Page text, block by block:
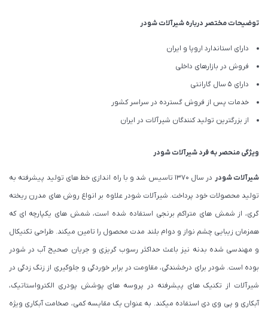
توضیحات مختصر درباره شیرآلات شودر
دارای استاندارد اروپا و ایران
فروش در بازارهای داخلی
دارای 5 سال گارانتی
خدمات پس از فروش گسترده در سراسر کشور
از بزرگترین تولید کنندگان شیرآلات در ایران
ویژگی منحصر به فرد شیرآلات شودر
شیرآلات شودر
در سال 1370 تاسیس شد و با راه اندازی خط های تولید پیشرفته به
تولید محصولات خود پرداخت. شیرآلات شودر علاوه بر انواع روش های مدرن ریخته
گری، از شمش های متراکم برنجی استفاده شده است، شمش های یکپارچه ای که
همزمان زیبایی چشم نواز و دوام بلند مدت محصول را تامین میکند. طراحی تکنیکال
و مهندسی شده بدنه نیز باعث حداکثر رسوب گریزی و جریان صحیح آب در شودر
بوده است. شودر برای درخشندگی، مقاومت در برابر خوردگی و جلوگیری از زنگ زدگی در
شیرآلات از تکنیک های پیشرفته در پروسه های پوشش پودری الکترواستاتیک،
آبکاری و پی وی دی استفاده میکند. به عنوان یک مقایسه کمی، صخامت آبکاری ویژه